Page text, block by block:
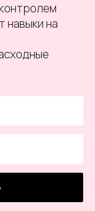
навыки на